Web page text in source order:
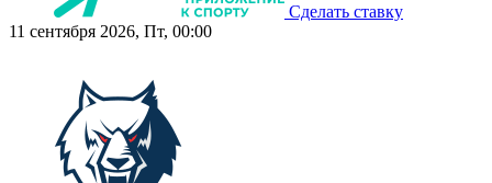
Сделать ставку
11 сентября 2026, Пт, 00:00